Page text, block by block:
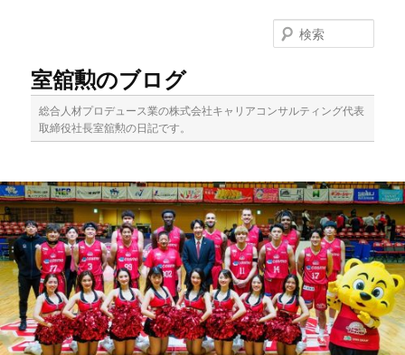
移
動
室舘勲のブログ
総合人材プロデュース業の株式会社キャリアコンサルティング代表
取締役社長室舘勲の日記です。
索